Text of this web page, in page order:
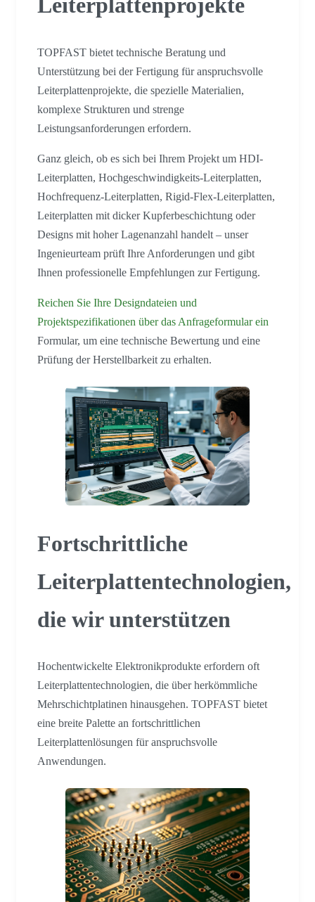
TOPFAST bietet technische Beratung und
Unterstützung bei der Fertigung für anspruchsvolle
Leiterplattenprojekte, die spezielle Materialien,
komplexe Strukturen und strenge
Leistungsanforderungen erfordern.
Ganz gleich, ob es sich bei Ihrem Projekt um HDI-
Leiterplatten, Hochgeschwindigkeits-Leiterplatten,
Hochfrequenz-Leiterplatten, Rigid-Flex-Leiterplatten,
Leiterplatten mit dicker Kupferbeschichtung oder
Designs mit hoher Lagenanzahl handelt – unser
Ingenieurteam prüft Ihre Anforderungen und gibt
Ihnen professionelle Empfehlungen zur Fertigung.
Reichen Sie Ihre Designdateien und
Projektspezifikationen über das Anfrageformular ein
Formular, um eine technische Bewertung und eine
Prüfung der Herstellbarkeit zu erhalten.
Fortschrittliche
Leiterplattentechnologien,
die wir unterstützen
Hochentwickelte Elektronikprodukte erfordern oft
Leiterplattentechnologien, die über herkömmliche
Mehrschichtplatinen hinausgehen. TOPFAST bietet
eine breite Palette an fortschrittlichen
Leiterplattenlösungen für anspruchsvolle
Anwendungen.